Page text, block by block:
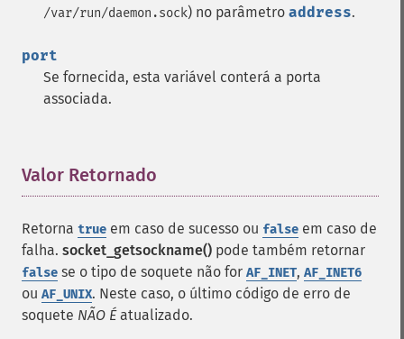
/var/run/daemon.sock) no parâmetro address.
port
Se fornecida, esta variável conterá a porta
associada.
Valor Retornado
Retorna true em caso de sucesso ou false em caso de
falha. socket_getsockname() pode também retornar
false se o tipo de soquete não for AF_INET, AF_INET6
ou AF_UNIX. Neste caso, o último código de erro de
soquete NÃO Éatualizado.